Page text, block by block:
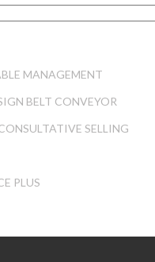
MANAGEMENT
BELT CONVEYOR
SELLING
PLUS